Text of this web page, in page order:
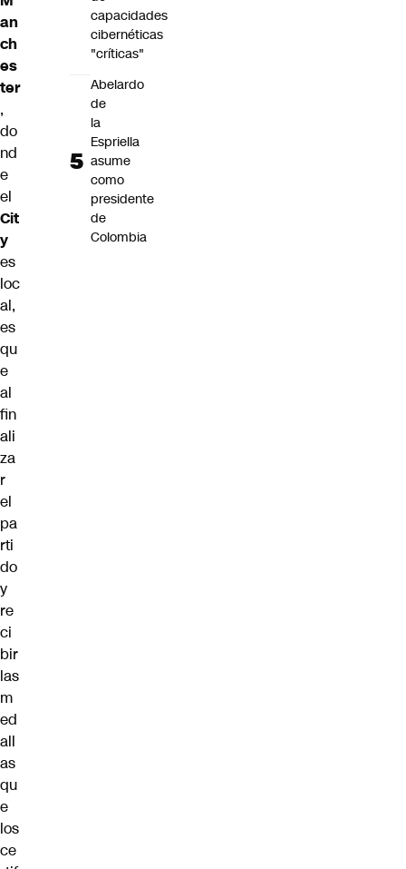
an
ch
es
ter
,
do
nd
e
el
Cit
y
es
loc
al,
es
qu
e
al
fin
ali
za
r
el
pa
rti
do
y
re
ci
bir
las
m
ed
all
as
qu
e
los
ce
capacidades
cibernéticas
"críticas"
Abelardo
de
la
Espriella
asume
como
presidente
de
Colombia